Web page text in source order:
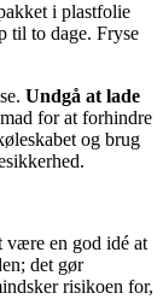
i plastfolie
til to dage. Fryse
Undgå at lade
for at forhindre
og brug
en god idé at
det gør
risikoen for,